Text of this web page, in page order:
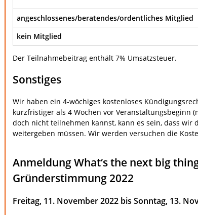
angeschlossenes/beratendes/ordentliches Mitglied
kein Mitglied
Der Teilnahmebeitrag enthält 7% Umsatzsteuer.
Sonstiges
Wir haben ein 4-wöchiges kostenloses
kurzfristiger als 4 Wochen vor Veranstaltungsbeginn
doch nicht teilnehmen kannst, kann es sein, dass wir
weitergeben müssen. Wir werden versuchen die
Anmeldung What‘s the next big
Gründerstimmung 2022
Freitag, 11. November 2022 bis Sonntag, 13.